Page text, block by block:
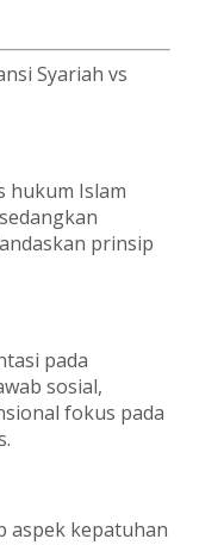
Syariah vs
hukum Islam
prinsip
pada
sosial,
fokus pada
aspek kepatuhan